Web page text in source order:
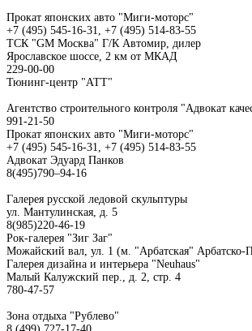
Прокат японских авто "Миги-моторс"
+7 (495) 545-16-31, +7 (495) 514-83-55
ТСК "GM Москва" Г/К Автомир, дилер
Ярославское шоссе, 2 км от МКАД
229-00-00
Тюнинг-центр "АТТ"
Агентство строительного контроля "Адвокат
991-21-50
Прокат японских авто "Миги-моторс"
+7 (495) 545-16-31, +7 (495) 514-83-55
Адвокат Эдуард Панков
8(495)790–94-16
Галерея русской ледовой скульптуры
ул. Мантулинская, д. 5
8(985)220-46-19
Рок-галерея "Зиг Заг"
Можайский вал, ул. 1 (м. "Арбатская" Арбатско-
Галерея дизайна и интерьера "Neuhaus"
Малый Калужский пер., д. 2, стр. 4
780-47-57
Зона отдыха "Рублево"